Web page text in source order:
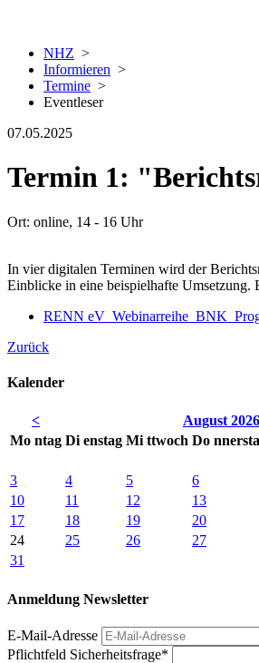
NHZ >
Informieren >
Termine >
Eventleser
07.05.2025
Termin 1:
Ort: online, 14 - 16 Uhr
In vier digitalen Terminen wird der
Einblicke in eine beispielhafte Umsetzung.
RENN
Zurück
Kalender
< August 2026
Mo ntag Dienstag Mittwoch Do
3
4 5 6
10
11 12 13
17
18 19 20
24
25 26 27
31
Anmeldung Newsletter
E-Mail-Adresse
Pflichtfeld Sicherheitsfrage*